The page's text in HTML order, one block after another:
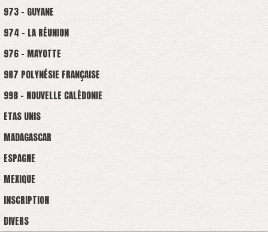
973 - GUYANE
974 - LA RÉUNION
976 - MAYOTTE
987 POLYNÉSIE FRANÇAISE
998 - NOUVELLE CALÉDONIE
ETAS UNIS
MADAGASCAR
ESPAGNE
MEXIQUE
INSCRIPTION
DIVERS